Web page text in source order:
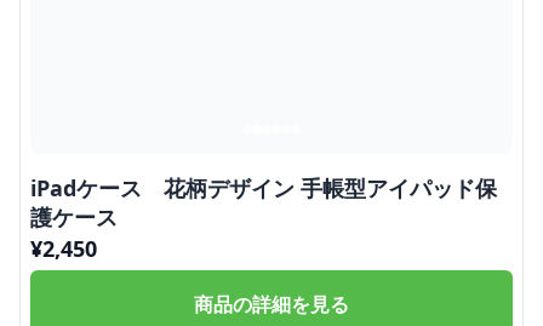
iPadケース 花柄デザイン 手帳型アイパッド保
護ケース
¥2,450
商品の詳細を見る